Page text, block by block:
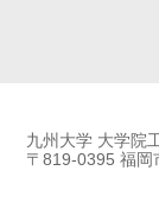
九州大学 大学院
〒819-0395 福岡